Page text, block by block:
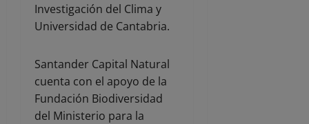
Investigación del Clima y
Universidad de Cantabria.
Santander Capital Natural
cuenta con el apoyo de la
Fundación Biodiversidad
del Ministerio para la